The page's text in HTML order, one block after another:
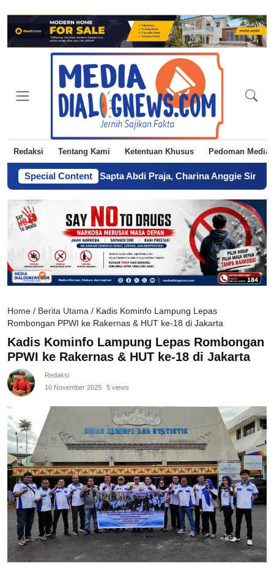
Redaksi Tentang Kami Ketentuan Khusus Pedoman Media
Special Content
Menuju Sapta Abdi Praja, Charina Anggie Simbolon
Home / Berita Utama / Kadis Kominfo Lampung Lepas
Rombongan PPWI ke Rakernas & HUT ke-18 di Jakarta
Kadis Kominfo Lampung Lepas Rombongan
PPWI ke Rakernas & HUT ke-18 di Jakarta
Redaksi
10 November 2025
5 views